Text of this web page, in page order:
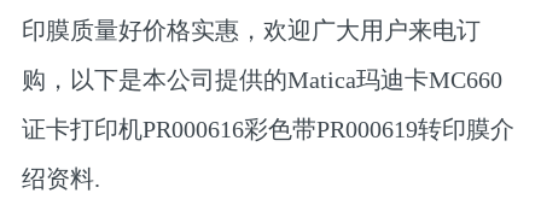
印膜质量好价格实惠，欢迎广大用户来电订
购，以下是本公司提供的Matica玛迪卡MC660
证卡打印机PR000616彩色带PR000619转印膜介
绍资料.